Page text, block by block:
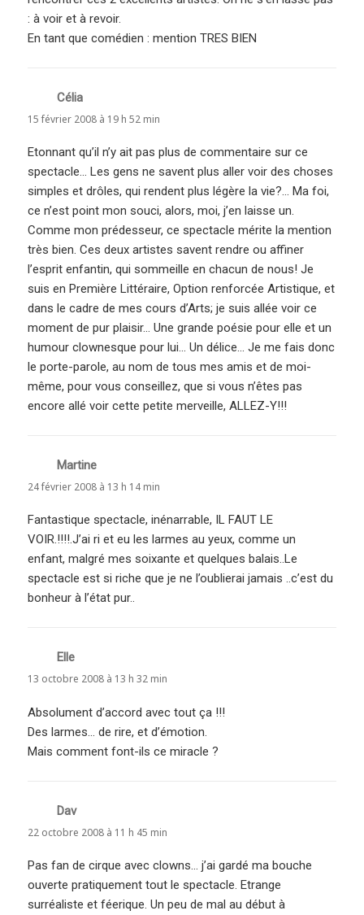
: à voir et à revoir.
En tant que comédien : mention TRES BIEN
Célia
15 février 2008 à 19 h 52 min
Etonnant qu’il n’y ait pas plus de commentaire sur ce
spectacle… Les gens ne savent plus aller voir des choses
simples et drôles, qui rendent plus légère la vie?… Ma foi,
ce n’est point mon souci, alors, moi, j’en laisse un.
Comme mon prédesseur, ce spectacle mérite la mention
très bien. Ces deux artistes savent rendre ou affiner
l’esprit enfantin, qui sommeille en chacun de nous! Je
suis en Première Littéraire, Option renforcée Artistique, et
dans le cadre de mes cours d’Arts; je suis allée voir ce
moment de pur plaisir… Une grande poésie pour elle et un
humour clownesque pour lui… Un délice… Je me fais donc
le porte-parole, au nom de tous mes amis et de moi-
même, pour vous conseillez, que si vous n’êtes pas
encore allé voir cette petite merveille, ALLEZ-Y!!!
Martine
24 février 2008 à 13 h 14 min
Fantastique spectacle, inénarrable, IL FAUT LE
VOIR.!!!!.J’ai ri et eu les larmes au yeux, comme un
enfant, malgré mes soixante et quelques balais..Le
spectacle est si riche que je ne l’oublierai jamais ..c’est du
bonheur à l’état pur..
Elle
13 octobre 2008 à 13 h 32 min
Absolument d’accord avec tout ça !!!
Des larmes… de rire, et d’émotion.
Mais comment font-ils ce miracle ?
Davdit :
22 octobre 2008 à 11 h 45 min
Pas fan de cirque avec clowns… j’ai gardé ma bouche
ouverte pratiquement tout le spectacle. Etrange
surréaliste et féerique. Un peu de mal au début à